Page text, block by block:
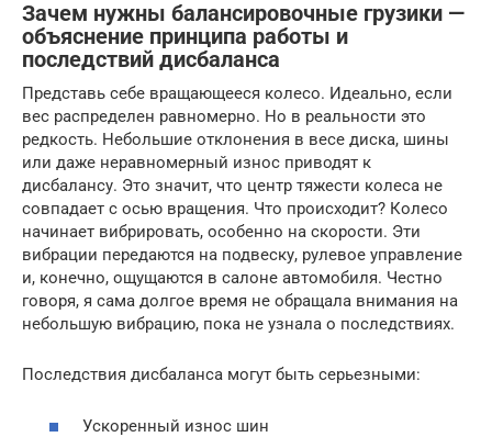
Зачем нужны балансировочные грузики —
объяснение принципа работы и
последствий дисбаланса
Представь себе вращающееся колесо. Идеально, если
вес распределен равномерно. Но в реальности это
редкость. Небольшие отклонения в весе диска, шины
или даже неравномерный износ приводят к
дисбалансу. Это значит, что центр тяжести колеса не
совпадает с осью вращения. Что происходит? Колесо
начинает вибрировать, особенно на скорости. Эти
вибрации передаются на подвеску, рулевое управление
и, конечно, ощущаются в салоне автомобиля. Честно
говоря, я сама долгое время не обращала внимания на
небольшую вибрацию, пока не узнала о последствиях.
Последствия дисбаланса могут быть серьезными:
Ускоренный износ шин